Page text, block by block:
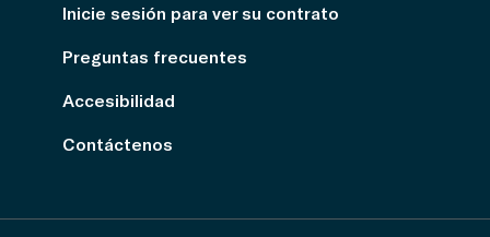
Inicie sesión para ver su contrato
Preguntas frecuentes
Accesibilidad
Contáctenos